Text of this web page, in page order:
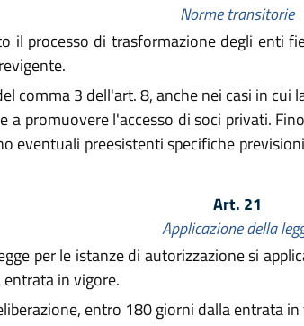
Norme transitorie
il processo di trasformazione degli enti
comma 3 dell'art. 8, anche nei casi in
a promuovere l'accesso di soci privati.
eventuali preesistenti specifiche
Art. 21
Applicazione della
per le istanze di autorizzazione si
in vigore.
entro 180 giorni dalla entrata